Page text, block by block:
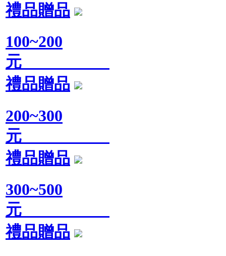
禮品贈品
100~200
元
禮品贈品
200~300
元
禮品贈品
300~500
元
禮品贈品